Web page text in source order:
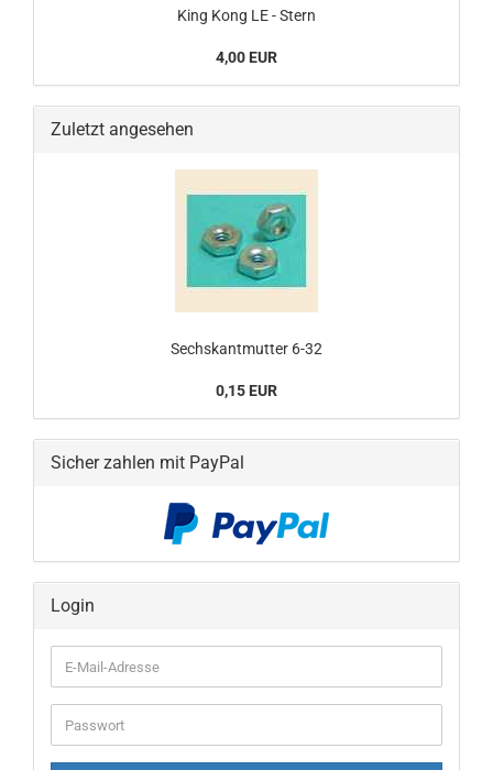
King Kong LE - Stern
4,00 EUR
Zuletzt angesehen
Sechskantmutter 6-32
0,15 EUR
Sicher zahlen mit PayPal
Login
E-
Mail-
Adresse
Passwort